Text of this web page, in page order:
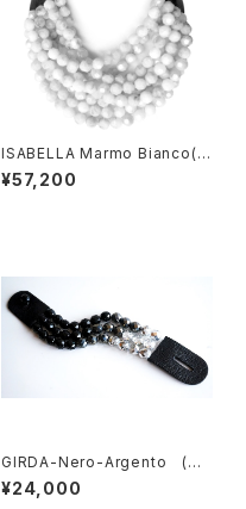
ISABELLA Marmo Bianco(イ
ザベラ ホワイト大理石）
¥57,200
GIRDA-Nero-Argento (ジ
ルダ・ブレスレット）
¥24,000